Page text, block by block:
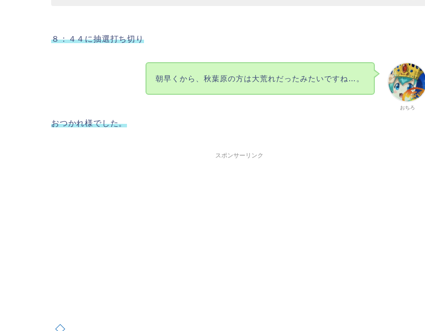
８：４４に抽選打ち切り
おちろ
朝早くから、秋葉原の方は大荒れだったみたいですね…。
おつかれ様でした。
スポンサーリンク